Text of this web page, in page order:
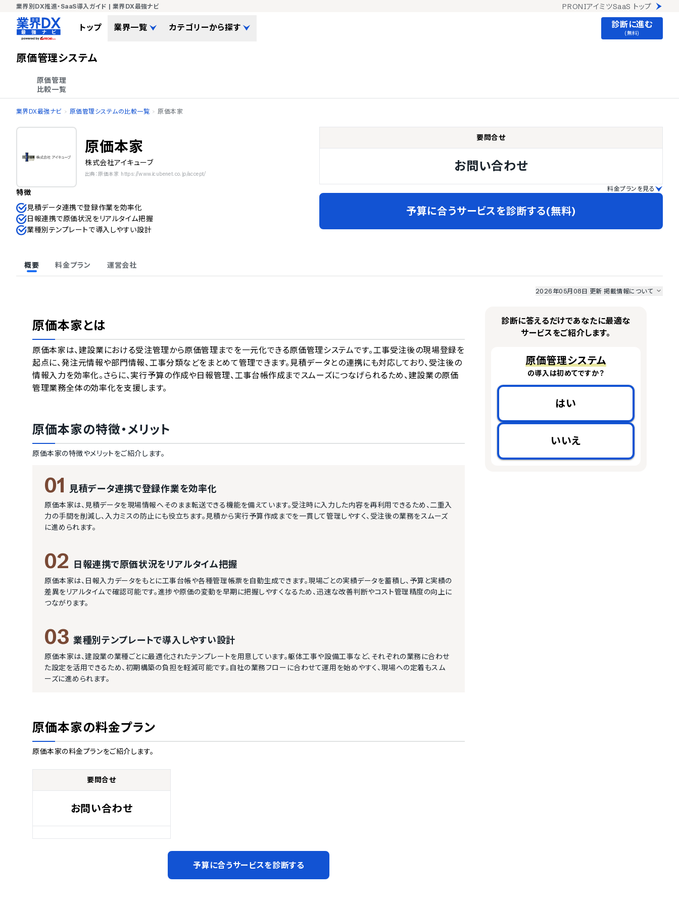
業界別DX推進・SaaS導入ガイド | 業界DX最強ナビ PRONIアイミツSaaS トップ
トップ 業界一覧 カテゴリーから探す 診断に進む
(無料)
原価管理システム
原価管理
比較一覧
業界DX最強ナビ 原価管理システムの比較一覧 原価本家
原価本家
株式会社アイキューブ
出典：原価本家 https://www.icubenet.co.jp/accept/
特徴
見積データ連携で登録作業を効率化
日報連携で原価状況をリアルタイム把握
業種別テンプレートで導入しやすい設計
要問合せ
お問い合わせ
料金プランを見る
予算に合うサービスを診断する(無料)
概要 料金プラン 運営会社
2026年05月08日 更新掲載情報について
一部
PRONIアイミツSaaS
のサービスデータを参照しています。
業界DX最強ナビ編集部 情報取得元
原価本家とは
原価本家は、建設業における受注管理から原価管理までを一元化できる原価管理システムです。工事受注後の現場登録を
起点に、発注元情報や部門情報、工事分類などをまとめて管理できます。見積データとの連携にも対応しており、受注後の
情報入力を効率化。さらに、実行予算の作成や日報管理、工事台帳作成までスムーズにつなげられるため、建設業の原価
管理業務全体の効率化を支援します。
原価本家の特徴・メリット
原価本家の特徴やメリットをご紹介します。
01 見積データ連携で登録作業を効率化
原価本家は、見積データを現場情報へそのまま転送できる機能を備えています。受注時に入力した内容を再利用できるため、二重入
力の手間を削減し、入力ミスの防止にも役立ちます。見積から実行予算作成までを一貫して管理しやすく、受注後の業務をスムーズ
に進められます。
02 日報連携で原価状況をリアルタイム把握
原価本家は、日報入力データをもとに工事台帳や各種管理帳票を自動生成できます。現場ごとの実績データを蓄積し、予算と実績の
差異をリアルタイムで確認可能です。進捗や原価の変動を早期に把握しやすくなるため、迅速な改善判断やコスト管理精度の向上に
つながります。
03 業種別テンプレートで導入しやすい設計
原価本家は、建設業の業種ごとに最適化されたテンプレートを用意しています。躯体工事や設備工事など、それぞれの業務に合わせ
た設定を活用できるため、初期構築の負担を軽減可能です。自社の業務フローに合わせて運用を始めやすく、現場への定着もスム
ーズに進められます。
原価本家の料金プラン
原価本家の料金プランをご紹介します。
要問合せ
お問い合わせ
予算に合うサービスを診断する
診断に答えるだけであなたに最適な
サービスをご紹介します。
原価管理システム
の導入は初めてですか？
はい
いいえ